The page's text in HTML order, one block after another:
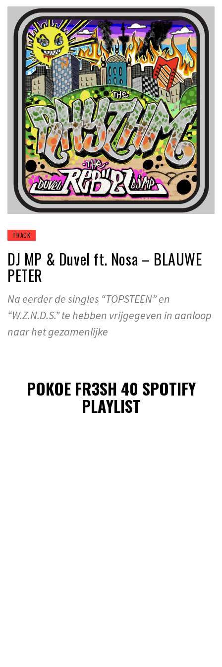
TRACK
DJ MP & Duvel ft. Nosa – BLAUWE
PETER
Na eerder de singles “TOPSTEEN” en
“W.Z.N.D.S.” te hebben vrijgegeven in aanloop
naar het gezamenlijke
POKOE FR3SH 40 SPOTIFY
PLAYLIST